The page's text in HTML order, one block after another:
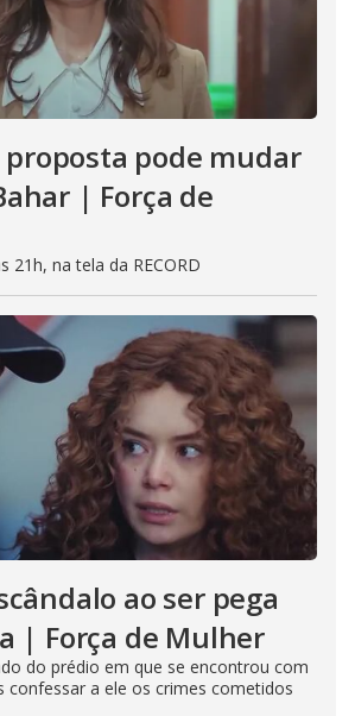
proposta pode mudar
| Força de
21h, na tela da RECORD
ao ser pega
| Força de Mulher
do prédio em que se encontrou com
confessar a ele os crimes cometidos